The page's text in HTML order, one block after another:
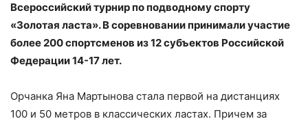
Всероссийский турнир по подводному спорту
«Золотая ласта». В соревновании принимали участие
более 200 спортсменов из 12 субъектов Российской
Федерации 14-17 лет.
Орчанка Яна Мартынова стала первой на дистанциях
100 и 50 метров в классических ластах. Причем за